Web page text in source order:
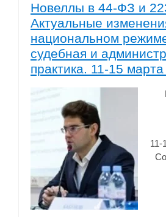
Новеллы в 44-ФЗ и
Актуальные
национальном
судебная и
практика. 11-15
11-